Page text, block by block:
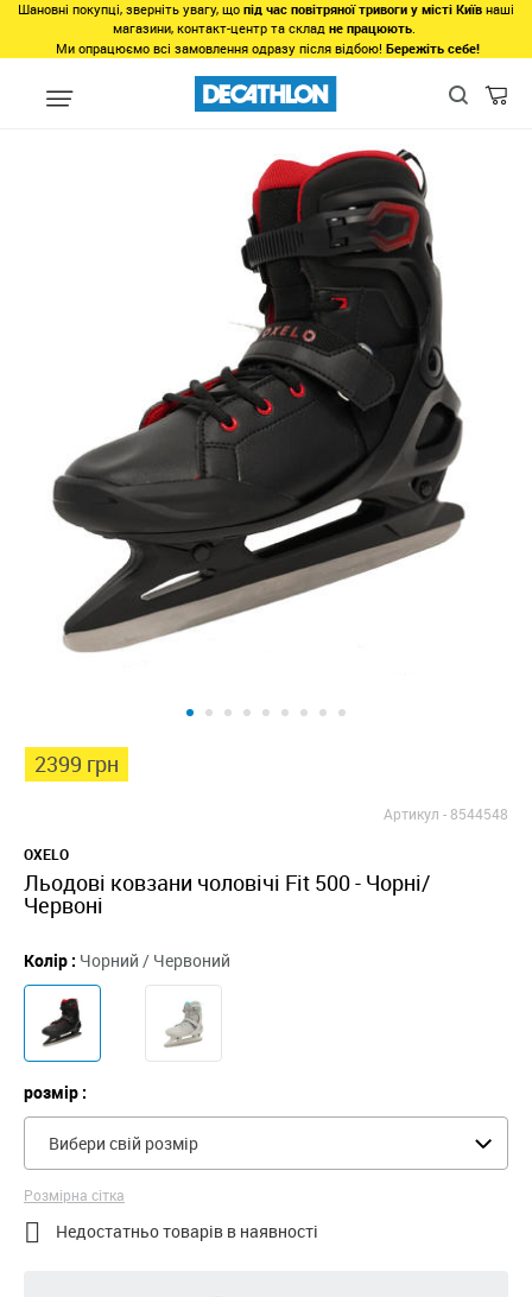
Шановні покупці, зверніть увагу, що під час повітряної тривоги у місті Київ наші
магазини, контакт-центр та склад не працюють.
Ми опрацюємо всі замовлення одразу після відбою! Бережіть себе!
Популярне Товари 500-1000грн Льодові ковзани Fit 500 -
2399 грн
Артикул -8544548
OXELO
Льодові ковзани чоловічі Fit 500 - Чорні/
Червоні
Колір : Чорний / Червоний
розмір :
Вибери свій розмір
Розмірна сітка
 Недостатньо товарів в наявності